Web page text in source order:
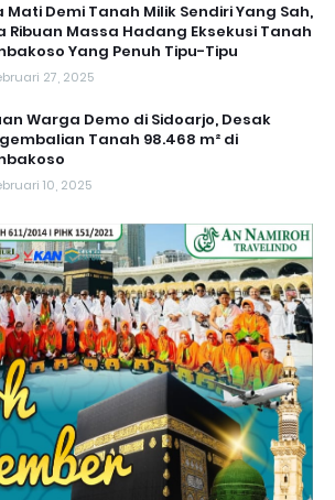
Mati Demi Tanah Milik Sendiri Yang Sah,
Ribuan Massa Hadang Eksekusi Tanah
Yang Penuh Tipu-Tipu
27, 2025
Warga Demo di Sidoarjo, Desak
Tanah 98.468 m² di
10, 2025